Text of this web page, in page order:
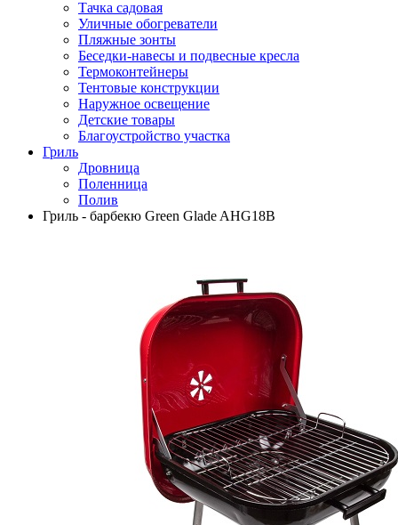
Тачка садовая
Уличные обогреватели
Пляжные зонты
Беседки-навесы и подвесные кресла
Термоконтейнеры
Тентовые конструкции
Наружное освещение
Детские товары
Благоустройство участка
Гриль
Дровница
Поленница
Полив
Гриль - барбекю Green Glade AHG18B